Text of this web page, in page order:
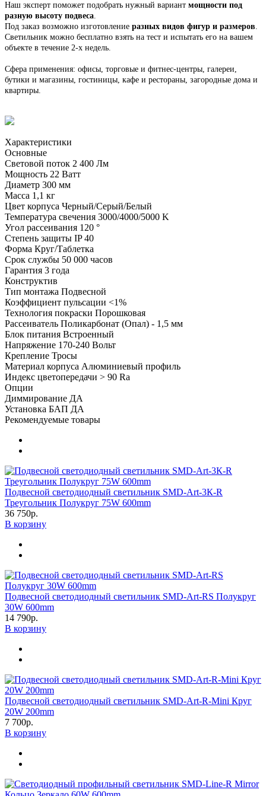
Наш эксперт поможет подобрать нужный вариант мощности под
разную высоту подвеса.
Под заказ возможно изготовление разных видов фигур и размеров.
Светильник можно бесплатно взять на тест и испытать его на вашем
объекте в течение 2-х недель.
Сфера применения: офисы, торговые и фитнес-центры, галереи,
бутики и магазины, гостиницы, кафе и рестораны, загородные дома и
квартиры.
Характеристики
Основные
Световой поток 2 400 Лм
Мощность 22 Ватт
Диаметр 300 мм
Масса 1,1 кг
Цвет корпуса Черный/Серый/Белый
Температура свечения 3000/4000/5000 K
Угол рассеивания 120 °
Степень защиты IP 40
Форма Круг/Таблетка
Срок службы 50 000 часов
Гарантия 3 года
Конструктив
Тип монтажа Подвесной
Коэффициент пульсации <1%
Технология покраски Порошковая
Рассеиватель Поликарбонат (Опал) - 1,5 мм
Блок питания Встроенный
Напряжение 170-240 Вольт
Крепление Тросы
Материал корпуса Алюминиевый профиль
Индекс цветопередачи > 90 Ra
Опции
Диммирование ДА
Установка БАП ДА
Рекомендуемые товары
Подвесной светодиодный светильник SMD-Art-3К-R
Треугольник Полукруг 75W 600mm
36 750р.
В корзину
Подвесной светодиодный светильник SMD-Art-RS Полукруг
30W 600mm
14 790р.
В корзину
Подвесной светодиодный светильник SMD-Art-R-Mini Круг
20W 200mm
7 700р.
В корзину